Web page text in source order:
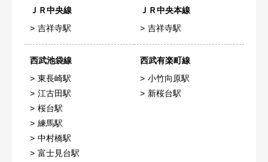
ＪＲ中央線
吉祥寺駅
ＪＲ中央本線
吉祥寺駅
西武池袋線
東長崎駅
江古田駅
桜台駅
練馬駅
中村橋駅
富士見台駅
西武有楽町線
小竹向原駅
新桜台駅